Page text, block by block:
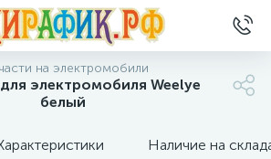
на электромобили
электромобиля Weelye
белый
Наличие на